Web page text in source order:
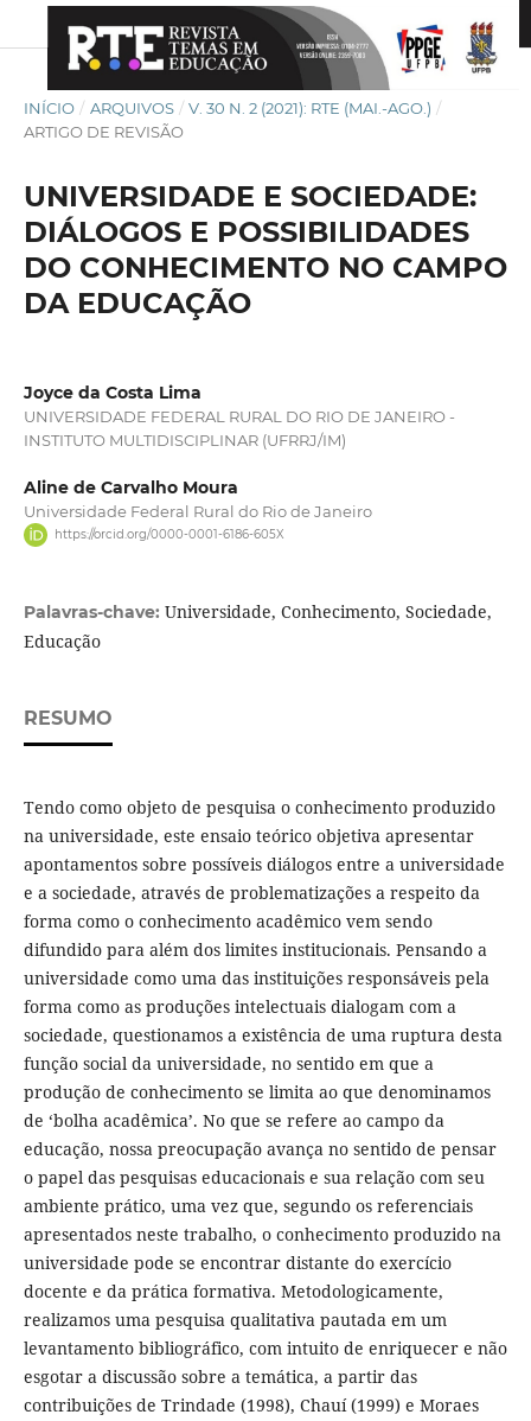
INÍCIO / ARQUIVOS / V. 30 N. 2 (2021): RTE (MAI.-AGO.) /
ARTIGO DE REVISÃO
UNIVERSIDADE E SOCIEDADE:
DIÁLOGOS E POSSIBILIDADES
DO CONHECIMENTO NO CAMPO
DA EDUCAÇÃO
Joyce da Costa Lima
UNIVERSIDADE FEDERAL RURAL DO RIO DE JANEIRO -
INSTITUTO MULTIDISCIPLINAR (UFRRJ/IM)
Aline de Carvalho Moura
Universidade Federal Rural do Rio de Janeiro
https://orcid.org/0000-0001-6186-605X
Palavras-chave: Universidade, Conhecimento, Sociedade,
Educação
RESUMO
Tendo como objeto de pesquisa o conhecimento produzido
na universidade, este ensaio teórico objetiva apresentar
apontamentos sobre possíveis diálogos entre a universidade
e a sociedade, através de problematizações a respeito da
forma como o conhecimento acadêmico vem sendo
difundido para além dos limites institucionais. Pensando a
universidade como uma das instituições responsáveis pela
forma como as produções intelectuais dialogam com a
sociedade, questionamos a existência de uma ruptura desta
função social da universidade, no sentido em que a
produção de conhecimento se limita ao que denominamos
de ‘bolha acadêmica’. No que se refere ao campo da
educação, nossa preocupação avança no sentido de pensar
o papel das pesquisas educacionais e sua relação com seu
ambiente prático, uma vez que, segundo os referenciais
apresentados neste trabalho, o conhecimento produzido na
universidade pode se encontrar distante do exercício
docente e da prática formativa. Metodologicamente,
realizamos uma pesquisa qualitativa pautada em um
levantamento bibliográfico, com intuito de enriquecer e não
esgotar a discussão sobre a temática, a partir das
contribuições de Trindade (1998), Chauí (1999) e Moraes